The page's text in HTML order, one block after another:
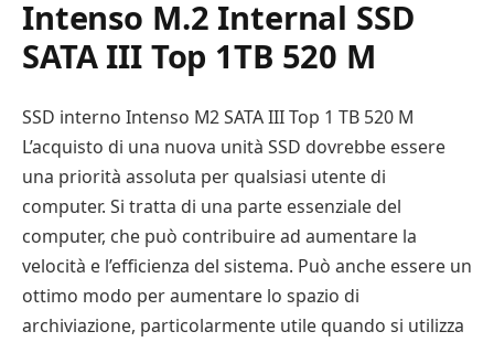
Intenso M.2 Internal SSD
SATA III Top 1TB 520 M
SSD interno Intenso M2 SATA III Top 1 TB 520 M
L’acquisto di una nuova unità SSD dovrebbe essere
una priorità assoluta per qualsiasi utente di
computer. Si tratta di una parte essenziale del
computer, che può contribuire ad aumentare la
velocità e l’efficienza del sistema. Può anche essere un
ottimo modo per aumentare lo spazio di
archiviazione, particolarmente utile quando si utilizza